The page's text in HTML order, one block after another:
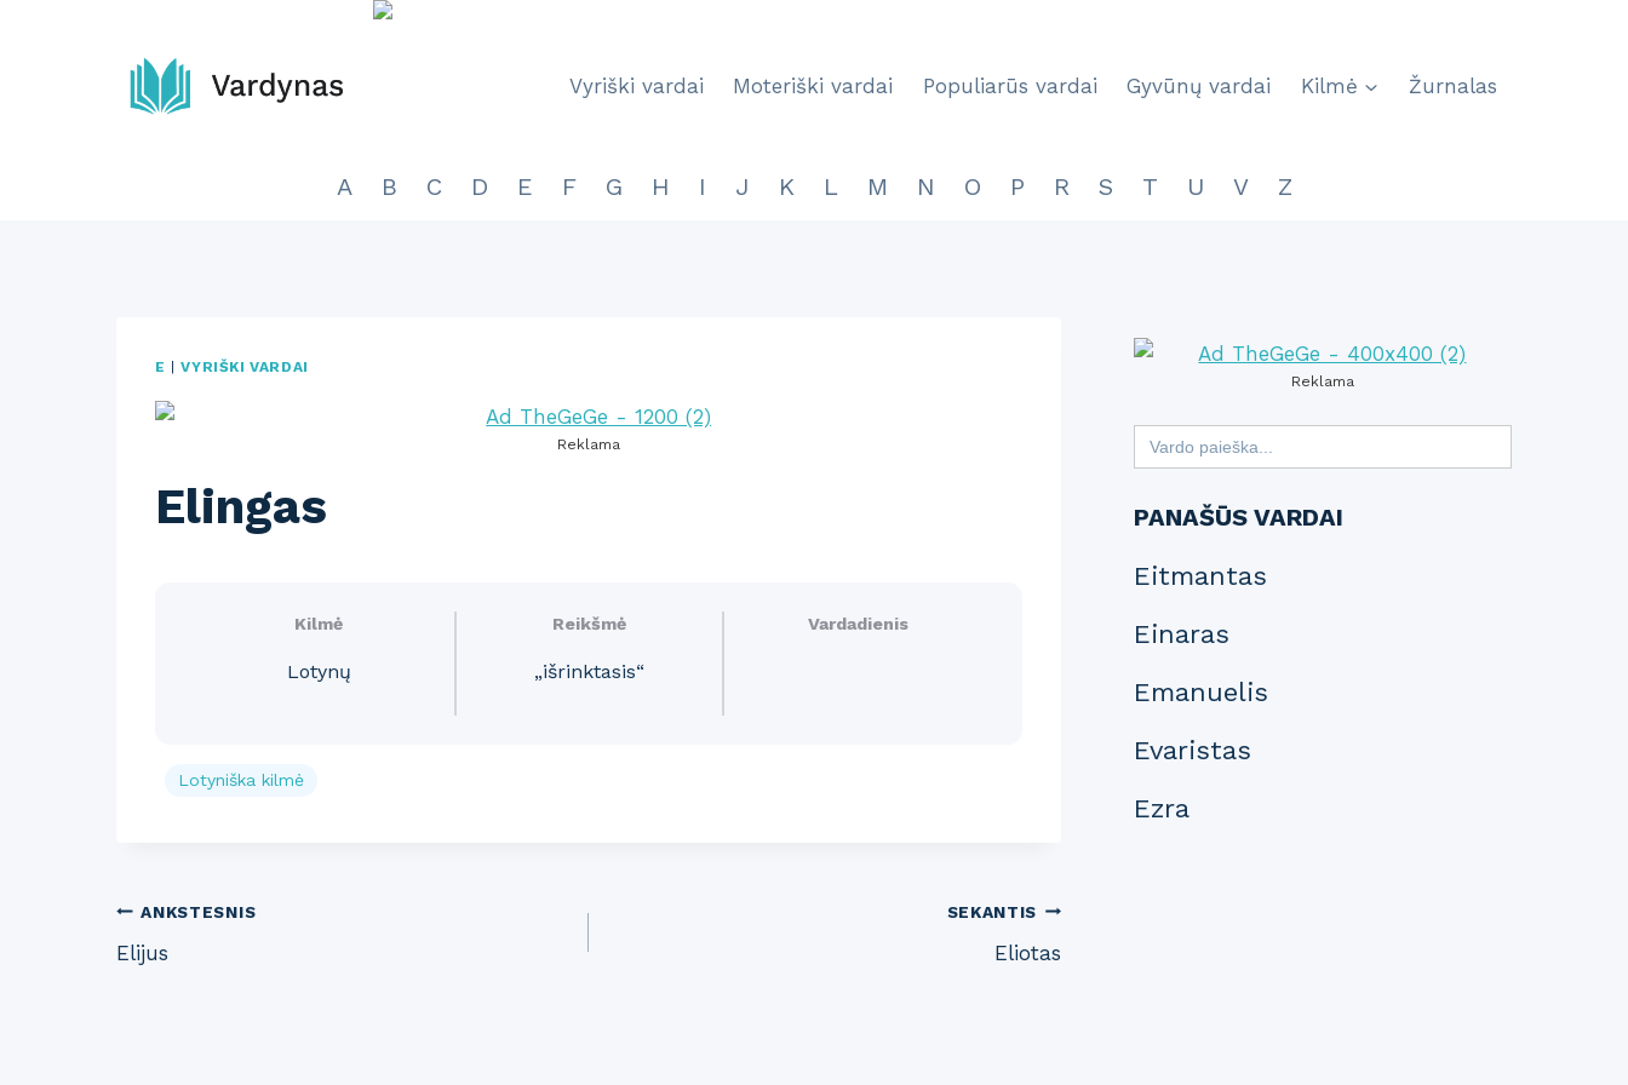
Vyriški vardai Moteriški vardai Populiarūs vardai Gyvūnų vardai Kilmė Žurnalas
A B C D E F G H I J K L M N O P R S T U V Z
E |VYRIŠKI VARDAI
Reklama
Elingas
Kilmė
Lotynų
Reikšmė
„išrinktasis“
Vardadienis
Lotyniška kilmė
Post
navigation
ANKSTESNIS
Elijus
SEKANTIS
Eliotas
Reklama
Search
for:
PANAŠŪS VARDAI
Eitmantas
Einaras
Emanuelis
Evaristas
Ezra